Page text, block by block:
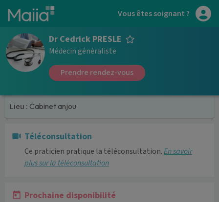
Aller au contenu principal Vous êtes soignant ?
Dr Cedrick PRESLE
Médecin généraliste
Prendre rendez-vous
Lieu : Cabinet anjou
Téléconsultation
Ce praticien pratique la téléconsultation.En savoir
plus sur la téléconsultation
Prochaine disponibilité